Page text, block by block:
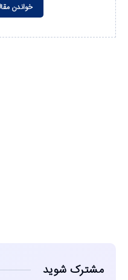
خواندن
مشترک شوید